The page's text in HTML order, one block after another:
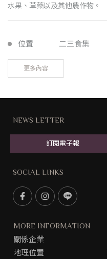
水果、草藥以及其他農作物。
位置 二三食集
更多內容
NEWS LETTER
訂閱電子報
SOCIAL LINKS
F
c
b
o
I
s
L
n
MORE INFORMATION
關係企業
地理位置